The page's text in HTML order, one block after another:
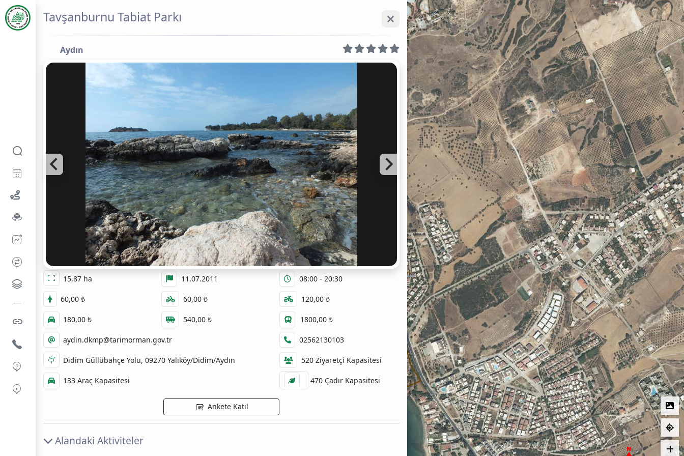
Tavşanburnu Tabiat Parkı
Aydın
15,87 ha 11.07.2011 08:00 - 20:30
60,00 ₺ 60,00 ₺ 120,00 ₺
180,00 ₺ 540,00 ₺ 1800,00 ₺
aydin.dkmp@tarimorman.gov.tr 02562130103
Didim Güllübahçe Yolu, 09270 Yalıköy/Didim/Aydın 520 Ziyaretçi Kapasitesi
133 Araç Kapasitesi 470 Çadır Kapasitesi
Ankete Katıl
Alandaki Aktiviteler
Tavşanburnu Tabiat Parkı